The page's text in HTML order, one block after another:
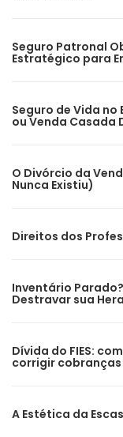
Seguro Patronal
Estratégico para
Seguro de Vida
ou Venda Casada
O Divórcio da
Nunca Existiu)
Direitos dos
Inventário
Destravar sua
Dívida do FIES:
corrigir
A Estética da